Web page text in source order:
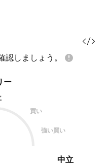
しましょう。
ー
買い
強い買い
中立